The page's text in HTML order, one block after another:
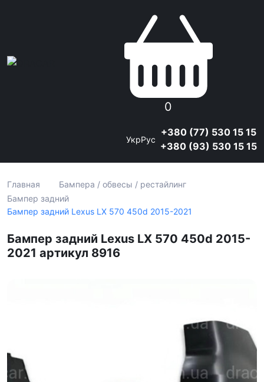
0
УкрРус
+380 (77) 530 15 15
+380 (93) 530 15 15
Главная
Бампера / обвесы / рестайлинг
Бампер задний
Бампер задний Lexus LX 570 450d 2015-2021
Бампер задний Lexus LX 570 450d 2015-
2021 артикул 8916